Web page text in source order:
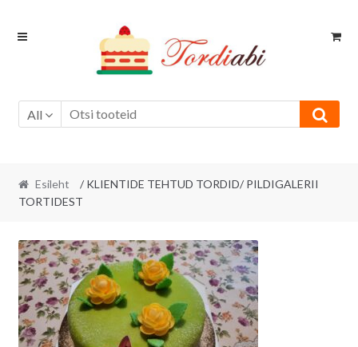
Skip
Skip
All
Esileht
/ KLIENTIDE TEHTUD TORDID/ PILDIGALERII
TORTIDEST